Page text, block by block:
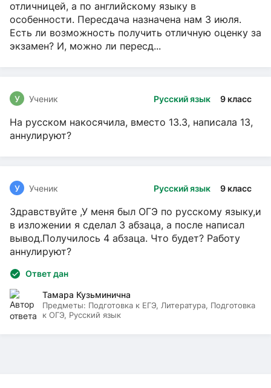
отличницей, а по английскому языку в
особенности. Пересдача назначена нам 3 июля.
Есть ли возможность получить отличную оценку за
экзамен? И, можно ли пересд...
Русский язык 9 класс
У Ученик
На русском накосячила, вместо 13.3, написала 13,
аннулируют?
Русский язык 9 класс
У Ученик
Здравствуйте ,У меня был ОГЭ по русскому языку,и
в изложении я сделал 3 абзаца, а после написал
вывод.Получилось 4 абзаца. Что будет? Работу
аннулируют?
Ответ дан
Тамара Кузьминична
Предметы: Подготовка к ЕГЭ, Литература, Подготовка
к ОГЭ, Русский язык